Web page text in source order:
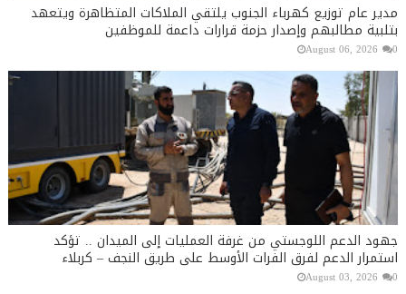
مدير عام توزيع كهرباء الجنوب يلتقي الملاكات المتظاهرة ويتعهد
بتلبية مطالبهم وإصدار حزمة قرارات داعمة للموظفين
August 06, 2026 0
جهود الدعم اللوجستي من غرفة العمليات إلى الميدان .. تؤكد
استمرار الدعم لفرق الفرات الأوسط على طريق النجف – كربلاء
August 03, 2026 0